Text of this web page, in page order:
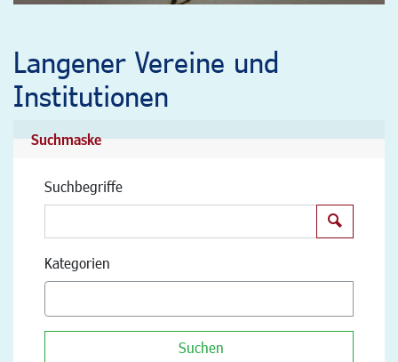
Langener Vereine und
Institutionen
Suchmaske
Suchbegriffe
Kategorien
Suchen